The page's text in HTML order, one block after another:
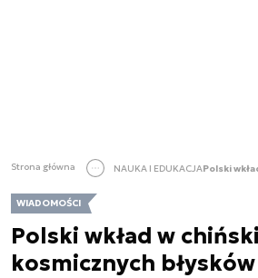
Strona główna NAUKA I EDUKACJA
WIADOMOŚCI
Polski wkład w
kosmicznych